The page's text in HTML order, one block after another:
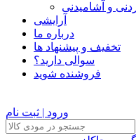
و آشامیدنی
آرایشی
درباره ما
تخفیف و پیشنهاد ها
سوالی دارید؟
فروشنده شوید
ورود | ثبت نام